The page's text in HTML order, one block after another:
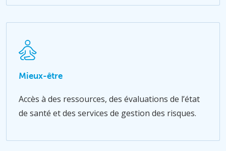
Mieux-être
Accès à des ressources, des évaluations de l’état
de santé et des services de gestion des risques.